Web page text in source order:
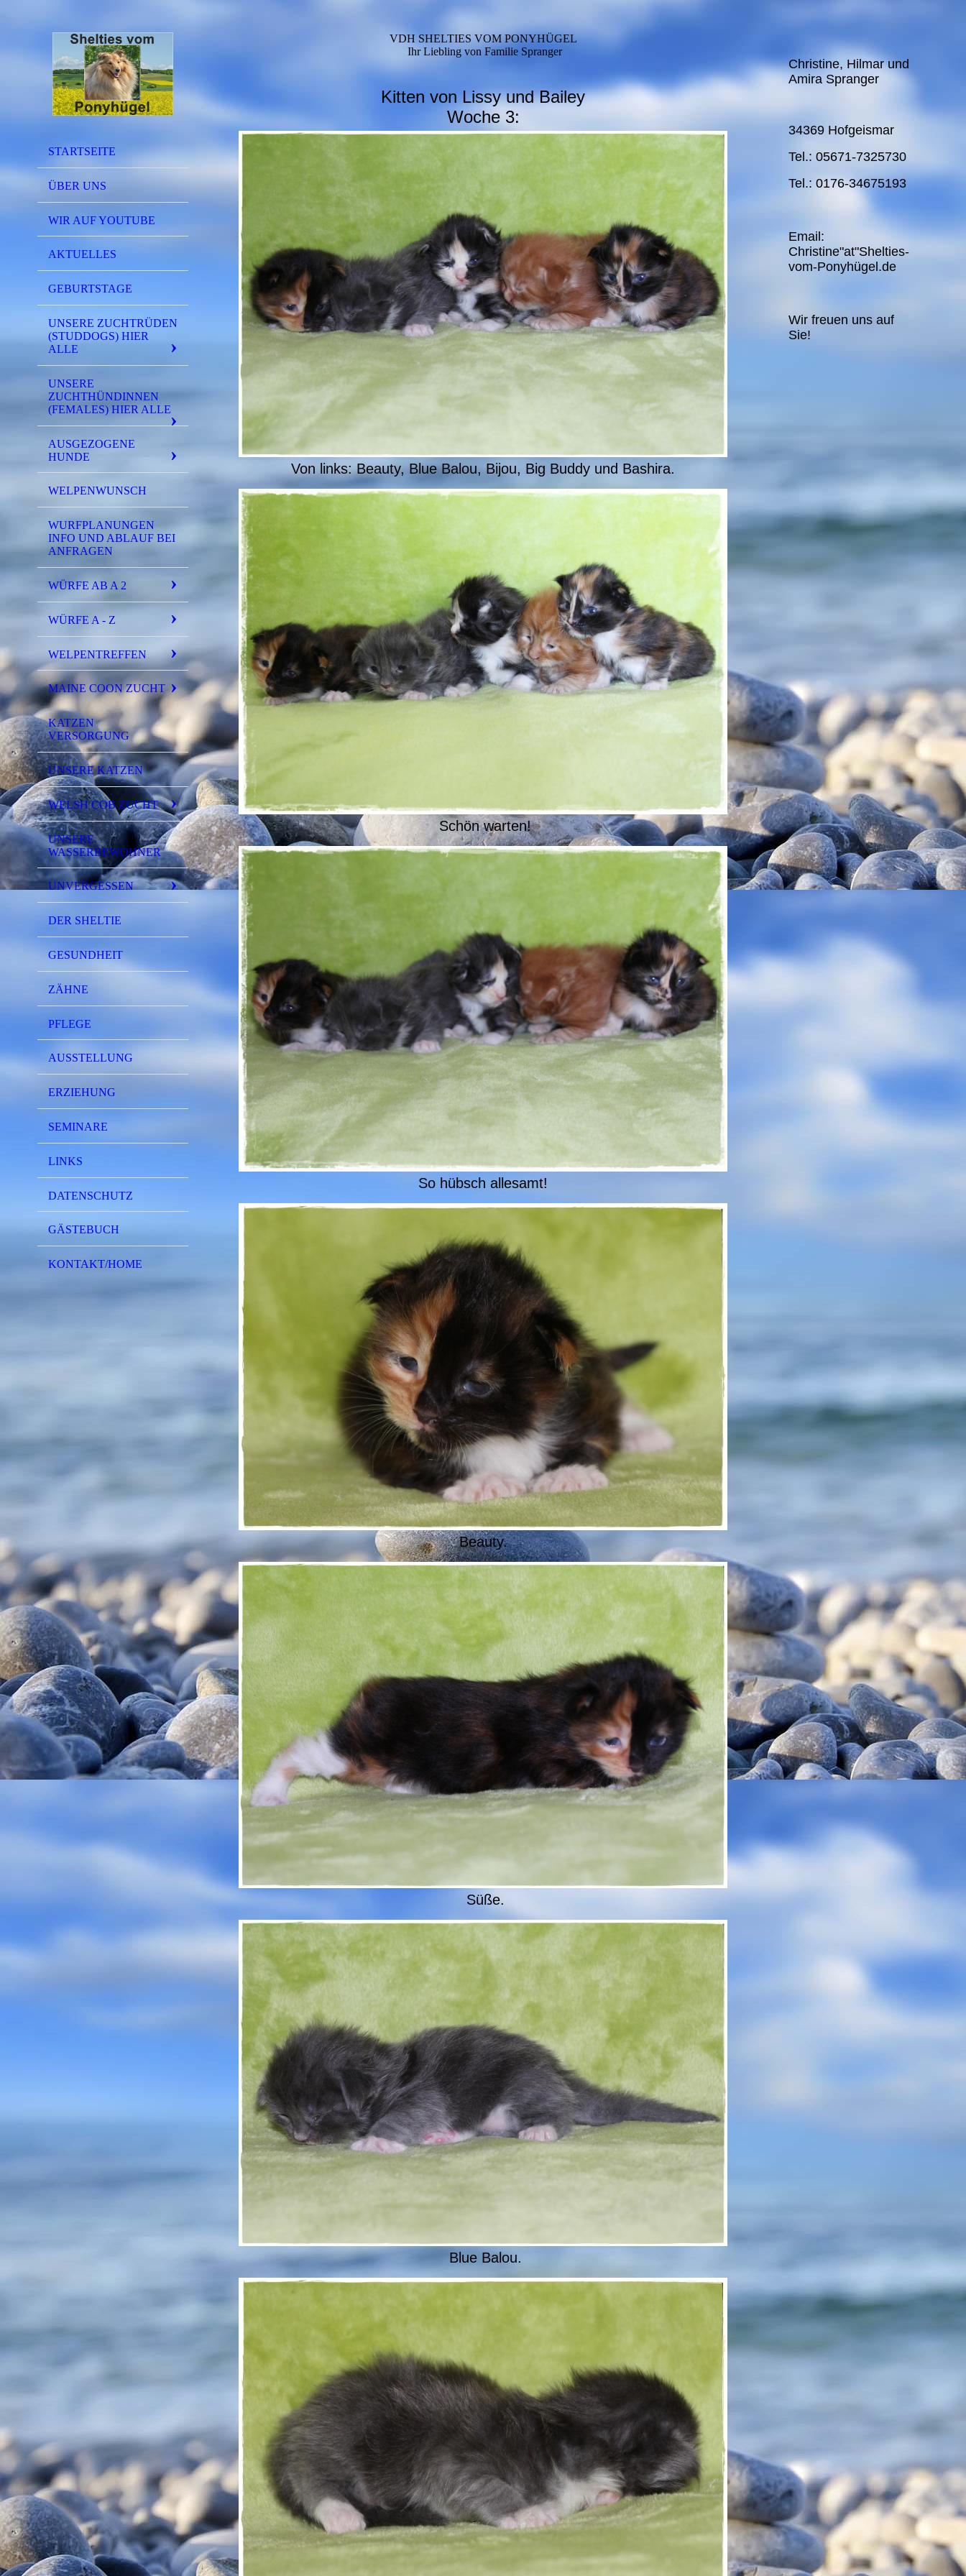
STARTSEITE
ÜBER UNS
WIR AUF YOUTUBE
AKTUELLES
GEBURTSTAGE
UNSERE ZUCHTRÜDEN
(STUDDOGS) HIER
ALLE
UNSERE
ZUCHTHÜNDINNEN
(FEMALES) HIER ALLE
AUSGEZOGENE
HUNDE
WELPENWUNSCH
WURFPLANUNGEN
INFO UND ABLAUF BEI
ANFRAGEN
WÜRFE AB A 2
WÜRFE A - Z
WELPENTREFFEN
MAINE COON ZUCHT
KATZEN
VERSORGUNG
UNSERE KATZEN
WELSH COB ZUCHT
UNSERE
WASSERBEWOHNER
UNVERGESSEN
DER SHELTIE
GESUNDHEIT
ZÄHNE
PFLEGE
AUSSTELLUNG
ERZIEHUNG
SEMINARE
LINKS
DATENSCHUTZ
GÄSTEBUCH
KONTAKT/HOME
VDH SHELTIES VOM PONYHÜGEL
Ihr Liebling von Familie Spranger
Kitten von Lissy und Bailey
Woche 3:
Von links: Beauty, Blue Balou, Bijou, Big Buddy und Bashira.
Schön warten!
So hübsch allesamt!
Beauty.
Süße.
Blue Balou.
Christine, Hilmar und
Amira Spranger
34369 Hofgeismar
Tel.: 05671-7325730
Tel.: 0176-34675193
Email:
Christine"at"Shelties-
vom-Ponyhügel.de
Wir freuen uns auf
Sie!